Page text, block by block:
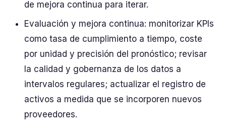
de mejora continua para iterar.
Evaluación y mejora continua: monitorizar KPIs
como tasa de cumplimiento a tiempo, coste
por unidad y precisión del pronóstico; revisar
la calidad y gobernanza de los datos a
intervalos regulares; actualizar el registro de
activos a medida que se incorporen nuevos
proveedores.